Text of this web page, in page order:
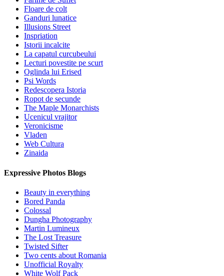
Floare de colt
Ganduri lunatice
Illusions Street
Inspriation
Istorii incalcite
La capatul curcubeului
Lecturi povestite pe scurt
Oglinda lui Erised
Psi Words
Redescopera Istoria
Ropot de secunde
The Maple Monarchists
Ucenicul vrajitor
Veronicisme
Vladen
Web Cultura
Zinaida
Expressive Photos Blogs
Beauty in everything
Bored Panda
Colossal
Dungha Photography
Martin Lumineux
The Lost Treasure
Twisted Sifter
Two cents about Romania
Unofficial Royalty
White Wolf Pack